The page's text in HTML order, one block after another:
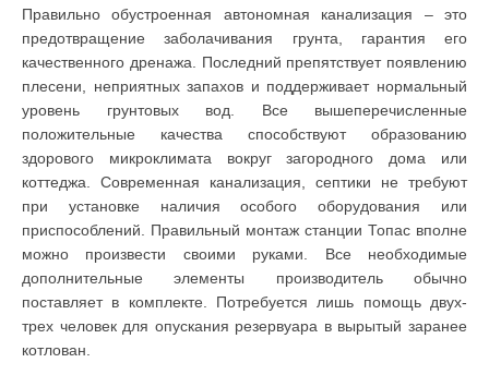
Правильно обустроенная автономная канализация – это
предотвращение заболачивания грунта, гарантия его
качественного дренажа. Последний препятствует появлению
плесени, неприятных запахов и поддерживает нормальный
уровень грунтовых вод. Все вышеперечисленные
положительные качества способствуют образованию
здорового микроклимата вокруг загородного дома или
коттеджа. Современная канализация, септики не требуют
при установке наличия особого оборудования или
приспособлений. Правильный монтаж станции Топас вполне
можно произвести своими руками. Все необходимые
дополнительные элементы производитель обычно
поставляет в комплекте. Потребуется лишь помощь двух-
трех человек для опускания резервуара в вырытый заранее
котлован.